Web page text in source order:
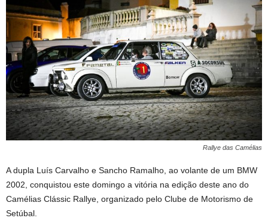
Rallye das Camélias
A dupla Luís Carvalho e Sancho Ramalho, ao volante de um BMW
2002, conquistou este domingo a vitória na edição deste ano do
Camélias Clássic Rallye, organizado pelo Clube de Motorismo de
Setúbal.